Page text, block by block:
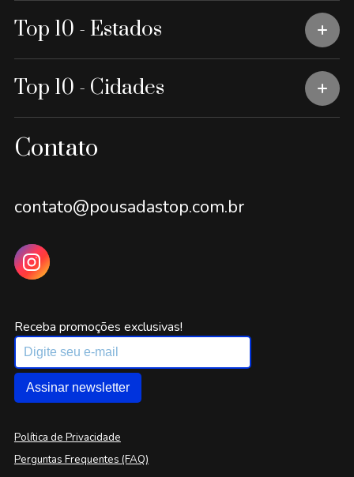
Top 10 - Estados
Top 10 - Cidades
Contato
contato@pousadastop.com.br
Receba promoções exclusivas!
Assinar newsletter
Política de Privacidade
Perguntas Frequentes (FAQ)